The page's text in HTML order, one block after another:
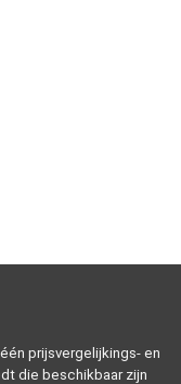
prijsvergelijkings- en
die beschikbaar zijn